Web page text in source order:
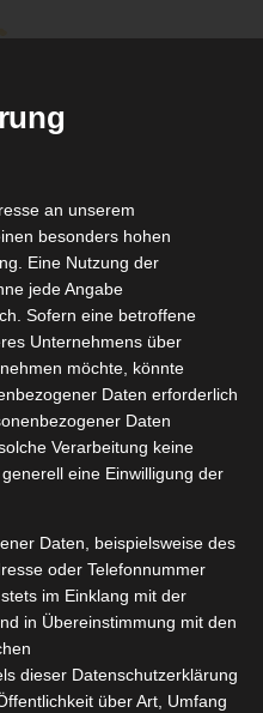
an unserem
besonders hohen
Eine Nutzung der
jede Angabe
Sofern eine betroffene
Unternehmens über
möchte, könnte
Daten erforderlich
Daten
Verarbeitung keine
eine Einwilligung der
Daten, beispielsweise des
oder Telefonnummer
im Einklang mit der
in Übereinstimmung mit den
dieser Datenschutzerklärung
über Art, Umfang